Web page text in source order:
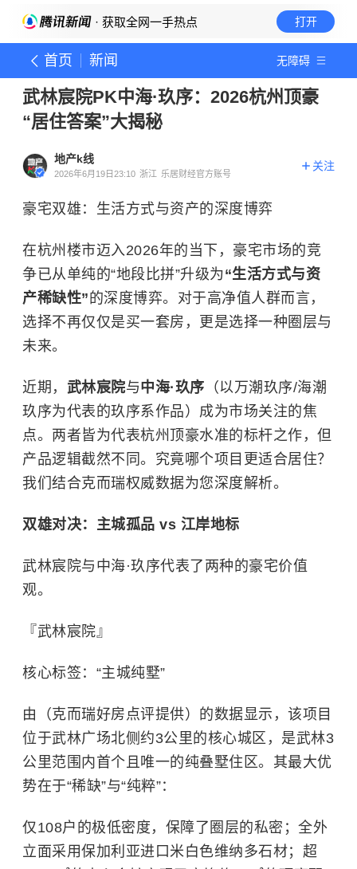
· 获取全网一手热点 打开
首页 新闻 无障碍
武林宸院PK中海·玖序：2026杭州顶豪
“居住答案”大揭秘
地产k线
2026年6月19日23:10 浙江 乐居财经官方账号
关注
豪宅双雄：生活方式与资产的深度博弈
在杭州楼市迈入2026年的当下，豪宅市场的竞
争已从单纯的“地段比拼”升级为“生活方式与资
产稀缺性” 的深度博弈。对于高净值人群而言，
选择不再仅仅是买一套房，更是选择一种圈层与
未来。
近期， 武林宸院与中海·玖序 （以万潮玖序/海潮
玖序为代表的玖序系作品）成为市场关注的焦
点。两者皆为代表杭州顶豪水准的标杆之作，但
产品逻辑截然不同。究竟哪个项目更适合居住？
我们结合克而瑞权威数据为您深度解析。
双雄对决：主城孤品 vs 江岸地标
武林宸院与中海·玖序代表了两种的豪宅价值
观。
『武林宸院』
核心标签：“主城纯墅”
由（克而瑞好房点评提供）的数据显示，该项目
位于武林广场北侧约3公里的核心城区，是武林3
公里范围内首个且唯一的纯叠墅住区。其最大优
势在于“稀缺”与“纯粹”：
仅108户的极低密度，保障了圈层的私密；全外
立面采用保加利亚进口米白色维纳多石材；超